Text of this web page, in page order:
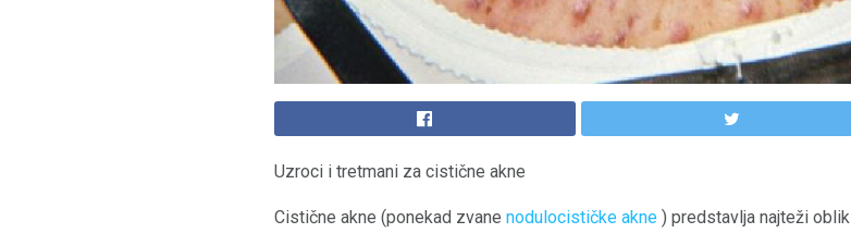
Uzroci i tretmani za cistične akne
Cistične akne (ponekad zvane nodulocističke akne ) predstavlja najteži oblik